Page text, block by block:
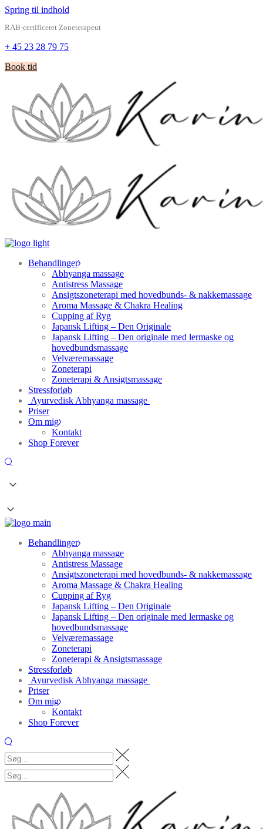
Spring til indhold
RAB-certificeret Zoneterapeut
+ 45 23 28 79 75
Book tid
Behandlinger
Abhyanga massage
Antistress Massage
Ansigtszoneterapi med hovedbunds- & nakkemassage
Aroma Massage & Chakra Healing
Cupping af Ryg
Japansk Lifting – Den Originale
Japansk Lifting – Den originale med lermaske og
hovedbundsmassage
Velværemassage
Zoneterapi
Zoneterapi & Ansigtsmassage
Stressforløb
Ayurvedisk Abhyanga massage
Priser
Om mig
Kontakt
Shop Forever
Behandlinger
Abhyanga massage
Antistress Massage
Ansigtszoneterapi med hovedbunds- & nakkemassage
Aroma Massage & Chakra Healing
Cupping af Ryg
Japansk Lifting – Den Originale
Japansk Lifting – Den originale med lermaske og
hovedbundsmassage
Velværemassage
Zoneterapi
Zoneterapi & Ansigtsmassage
Stressforløb
Ayurvedisk Abhyanga massage
Priser
Om mig
Kontakt
Shop Forever